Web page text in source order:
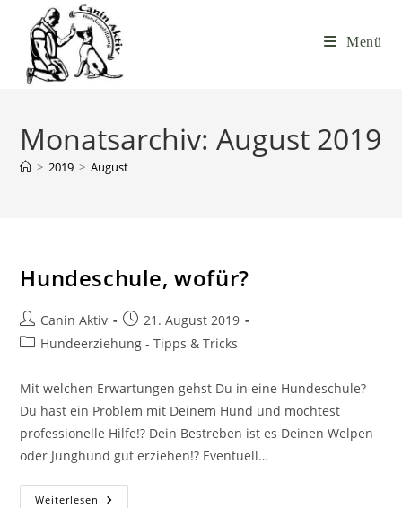
Menü
Monatsarchiv: August 2019
> 2019 > August
Hundeschule, wofür?
Canin Aktiv
21. August 2019
Hundeerziehung - Tipps & Tricks
Mit welchen Erwartungen gehst Du in eine Hundeschule?
Du hast ein Problem mit Deinem Hund und möchtest
professionelle Hilfe!? Dein Bestreben ist es Deinen Welpen
oder Junghund gut erziehen!? Eventuell…
Weiterlesen